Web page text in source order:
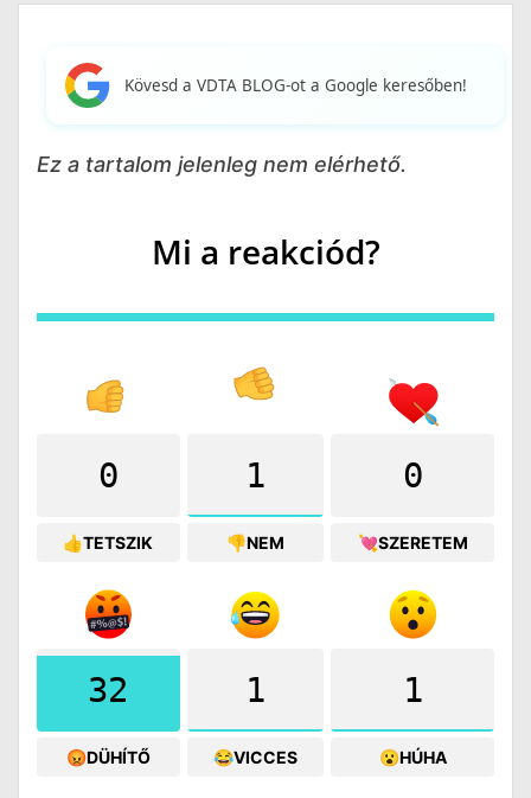
Kövesd a VDTA BLOG-ot a Google keresőben!
Ez a tartalom jelenleg nem elérhető.
Mi a reakciód?
0
👍TETSZIK
1
👎NEM
0
💘SZERETEM
32
😡DÜHÍTŐ
1
😂VICCES
1
😮HÚHA